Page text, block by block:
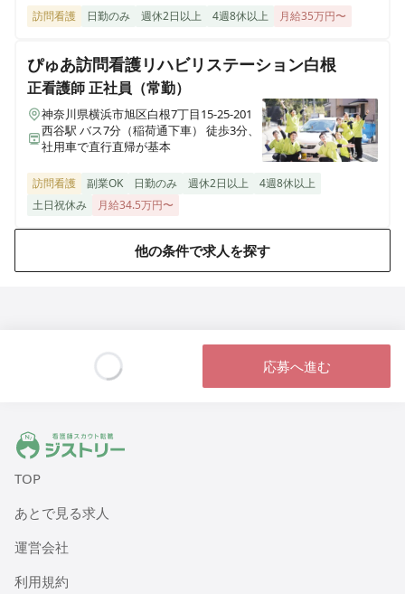
ここから訪問看護リハビリケア 桜木町店
神奈川県横浜市西区宮崎町3-1 グリーンプラザ紅葉坂102
訪問看護 日勤のみ 週休2日以上 4週8休以上 月給35万円〜
ぴゅあ訪問看護リハビリステーション白根
正看護師正社員（常勤）
神奈川県横浜市旭区白根7丁目15-25-201
西谷駅 バス7分（稲荷通下車） 徒歩3分、
社用車で直行直帰が基本
訪問看護 副業OK 日勤のみ 週休2日以上
4週8休以上
土日祝休み
月給34.5万円〜
他の条件で求人を探す
応募へ進む
ジストリー 看護師の転職マッチング
TOP
あとで見る求人
運営会社
利用規約